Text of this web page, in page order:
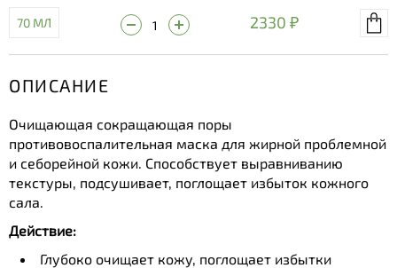
70 МЛ 2330 ₽
ОПИСАНИЕ
Очищающая сокращающая поры
противовоспалительная маска для жирной проблемной
и себорейной кожи. Способствует выравниванию
текстуры, подсушивает, поглощает избыток кожного
сала.
Действие:
Глубоко очищает кожу, поглощает избытки